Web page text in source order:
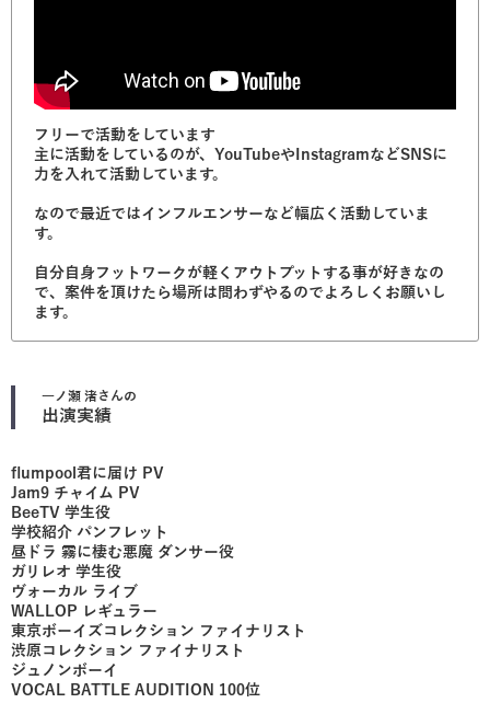
フリーで活動をしています
主に活動をしているのが、YouTubeやInstagramなどSNSに
力を入れて活動しています。
なので最近ではインフルエンサーなど幅広く活動していま
す。
自分自身フットワークが軽くアウトプットする事が好きなの
で、案件を頂けたら場所は問わずやるのでよろしくお願いし
ます。
一ノ瀬 渚さんの
出演実績
flumpool君に届け PV
Jam9 チャイム PV
BeeTV 学生役
学校紹介 パンフレット
昼ドラ 霧に棲む悪魔 ダンサー役
ガリレオ 学生役
ヴォーカル ライブ
WALLOP レギュラー
東京ボーイズコレクション ファイナリスト
渋原コレクション ファイナリスト
ジュノンボーイ
VOCAL BATTLE AUDITION 100位